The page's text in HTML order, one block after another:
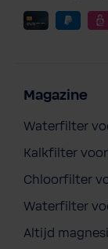
Stone
€
Magazine
Waterfilter
Kalkfilter
Chloorfilter
Waterfilter
Altijd